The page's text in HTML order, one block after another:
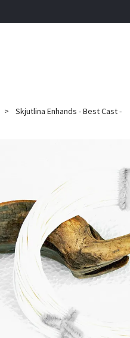
Skjutlina Enhands - Best Cast -